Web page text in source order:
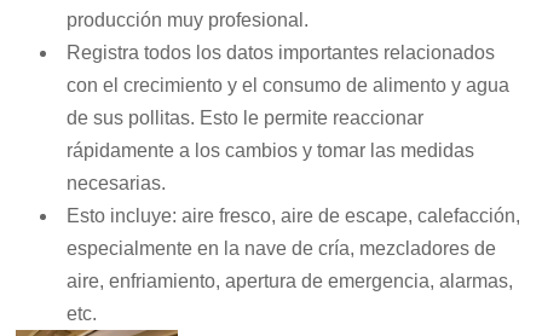
producción muy profesional.
Registra todos los datos importantes relacionados
con el crecimiento y el consumo de alimento y agua
de sus pollitas. Esto le permite reaccionar
rápidamente a los cambios y tomar las medidas
necesarias.
Esto incluye: aire fresco, aire de escape, calefacción,
especialmente en la nave de cría, mezcladores de
aire, enfriamiento, apertura de emergencia, alarmas,
etc.